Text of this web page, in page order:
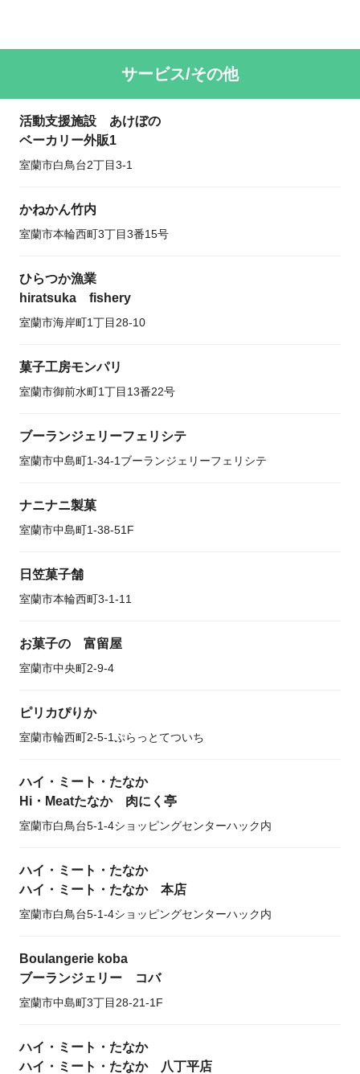
サービス/その他
活動支援施設 あけぼの
ベーカリー外販1
室蘭市白鳥台2丁目3-1
かねかん竹内
室蘭市本輪西町3丁目3番15号
ひらつか漁業
hiratsuka fishery
室蘭市海岸町1丁目28-10
菓子工房モンパリ
室蘭市御前水町1丁目13番22号
ブーランジェリーフェリシテ
室蘭市中島町1-34-1ブーランジェリーフェリシテ
ナニナニ製菓
室蘭市中島町1-38-51F
日笠菓子舗
室蘭市本輪西町3-1-11
お菓子の 富留屋
室蘭市中央町2-9-4
ピリカぴりか
室蘭市輪西町2-5-1ぷらっとてついち
ハイ・ミート・たなか
Hi・Meatたなか 肉にく亭
室蘭市白鳥台5-1-4ショッピングセンターハック内
ハイ・ミート・たなか
ハイ・ミート・たなか 本店
室蘭市白鳥台5-1-4ショッピングセンターハック内
Boulangerie koba
ブーランジェリー コバ
室蘭市中島町3丁目28-21-1F
ハイ・ミート・たなか
ハイ・ミート・たなか 八丁平店